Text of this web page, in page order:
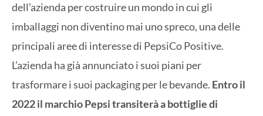
dell’azienda per costruire un mondo in cui gli
imballaggi non diventino mai uno spreco, una delle
principali aree di interesse di PepsiCo Positive.
L’azienda ha già annunciato i suoi piani per
trasformare i suoi packaging per le bevande. Entro il
2022 il marchio Pepsi transiterà a bottiglie di